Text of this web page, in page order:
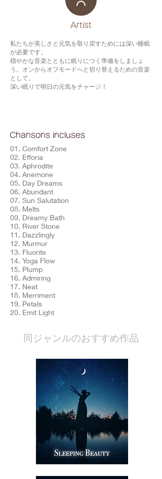
​Artist
私たちが美しさと元気を取り戻すためには深い睡眠
が必要です。
穏やかな音楽とともに眠りにつく準備をしましょ
う。オンからオフモードへと切り替えるための音楽
として。
深い眠りで明日の元気をチャージ！
Chansons incluses
01. Comfort Zone
02. Efforia
03. Aphrodite
04. Anemone
05. Day Dreams
06. Abundant
07. Sun Salutation
08. Melts
09. Dreamy Bath
10. River Stone
11. Dazzlingly
12. Murmur
13. Fluorite
14. Yoga Flow
15. Plump
16. Admiring
17. Neat
18. Merriment
19. Petals
20. Emit Light
​同ジャンルのおすすめ作品